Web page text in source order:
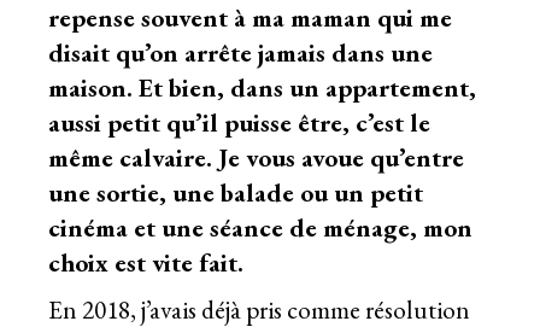
repense souvent à ma maman qui me
disait qu’on arrête jamais dans une
maison. Et bien, dans un appartement,
aussi petit qu’il puisse être, c’est le
même calvaire. Je vous avoue qu’entre
une sortie, une balade ou un petit
cinéma et une séance de ménage, mon
choix est vite fait.
En 2018, j’avais déjà pris comme résolution